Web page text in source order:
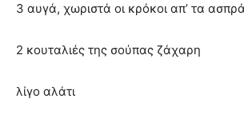
3 αυγά, χωριστά οι κρόκοι απ’ τα
2 κουταλιές της σούπας ζάχαρη
λίγο αλάτι